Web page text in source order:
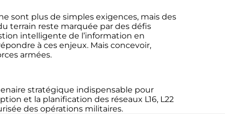
sont plus de simples exigences, mais des
terrain reste marquée par des défis
intelligente de l’information en
à ces enjeux. Mais concevoir,
armées.
stratégique indispensable pour
et la planification des réseaux L16, L22
des opérations militaires.